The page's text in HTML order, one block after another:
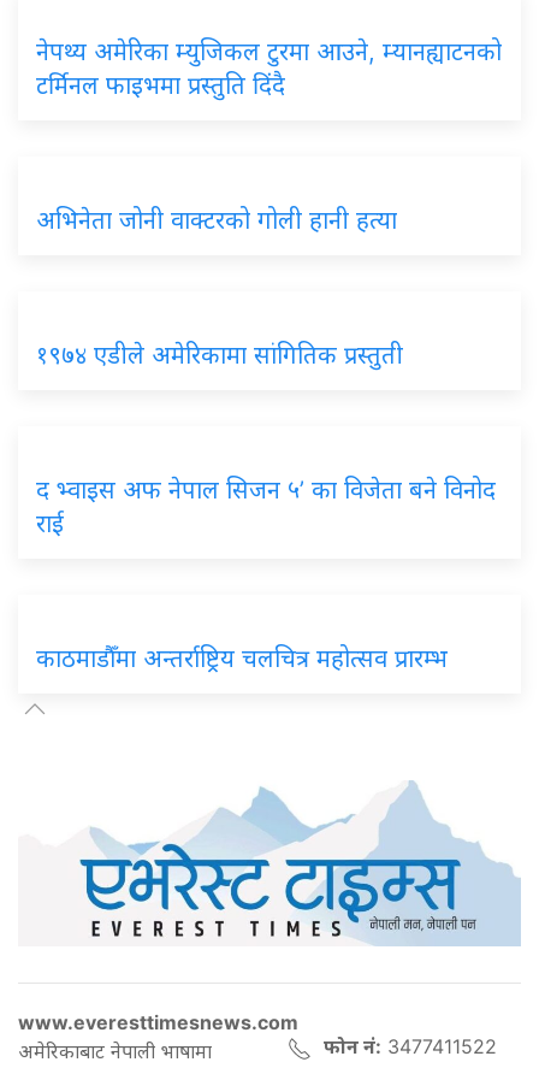
नेपथ्य अमेरिका म्युजिकल टुरमा आउने, म्यानह्याटनको
टर्मिनल फाइभमा प्रस्तुति दिंदै
अभिनेता जोनी वाक्टरको गोली हानी हत्या
१९७४ एडीले अमेरिकामा सांगितिक प्रस्तुती
द भ्वाइस अफ नेपाल सिजन ५’ का विजेता बने विनोद
राई
काठमाडौँमा अन्तर्राष्ट्रिय चलचित्र महोत्सव प्रारम्भ
www.everesttimesnews.com
अमेरिकाबाट नेपाली भाषामा
फोन नं: 3477411522